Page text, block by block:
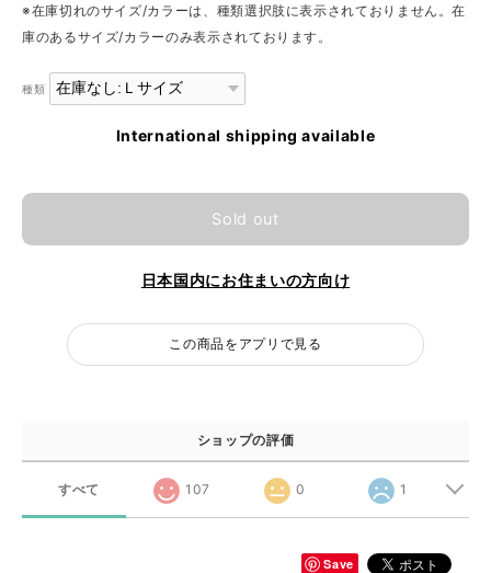
※在庫切れのサイズ/カラーは、種類選択肢に表示されておりません。在
庫のあるサイズ/カラーのみ表示されております。
種類
International shipping available
Sold out
日本国内にお住まいの方向け
この商品をアプリで見る
ショップの評価
すべて 107 0 1
Save